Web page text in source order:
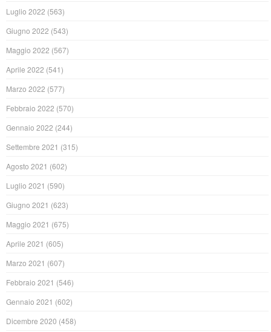
Luglio 2022 (563)
Giugno 2022 (543)
Maggio 2022 (567)
Aprile 2022 (541)
Marzo 2022 (577)
Febbraio 2022 (570)
Gennaio 2022 (244)
Settembre 2021 (315)
Agosto 2021 (602)
Luglio 2021 (590)
Giugno 2021 (623)
Maggio 2021 (675)
Aprile 2021 (605)
Marzo 2021 (607)
Febbraio 2021 (546)
Gennaio 2021 (602)
Dicembre 2020 (458)